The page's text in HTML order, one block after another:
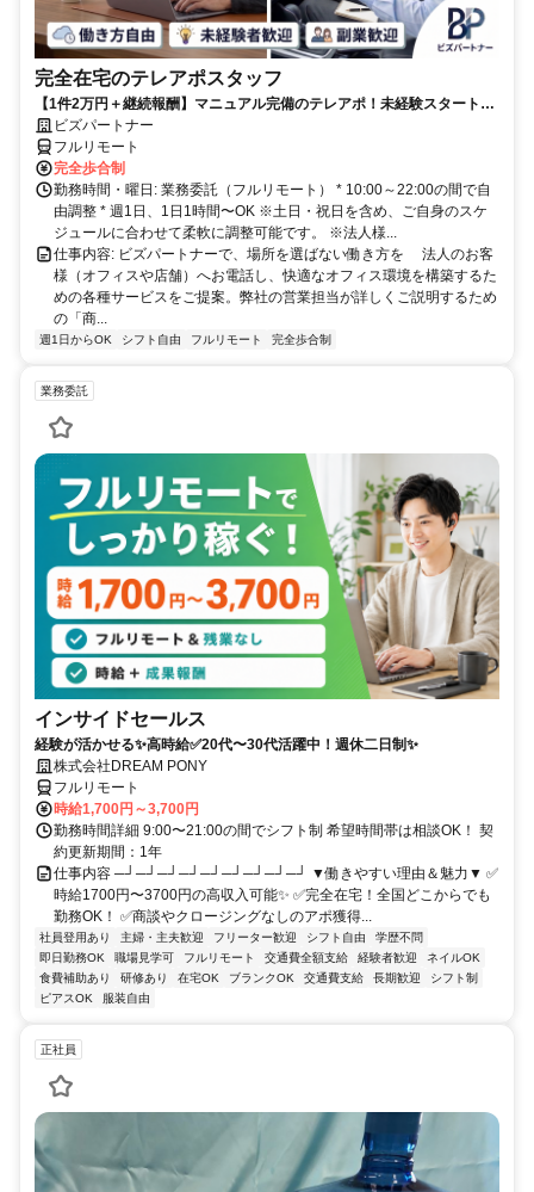
完全在宅のテレアポスタッフ
【1件2万円＋継続報酬】マニュアル完備のテレアポ！未経験スタートの
副業スタッフ活躍中／丁寧なフォロー体制あり
ビズパートナー
フルリモート
完全歩合制
勤務時間・曜日: 業務委託（フルリモート） * 10:00～22:00の間で自
由調整 * 週1日、1日1時間〜OK ※土日・祝日を含め、ご自身のスケ
ジュールに合わせて柔軟に調整可能です。 ※法人様...
仕事内容: ビズパートナーで、場所を選ばない働き方を 法人のお客
様（オフィスや店舗）へお電話し、快適なオフィス環境を構築するた
めの各種サービスをご提案。弊社の営業担当が詳しくご説明するため
の「商...
週1日からOK シフト自由 フルリモート 完全歩合制
業務委託
インサイドセールス
経験が活かせる✨高時給✅20代〜30代活躍中！週休二日制✨
株式会社DREAM PONY
フルリモート
時給1,700円～3,700円
勤務時間詳細 9:00〜21:00の間でシフト制 希望時間帯は相談OK！ 契
約更新期間：1年
仕事内容 ─┘─┘─┘─┘─┘─┘─┘─┘─┘ ▼働きやすい理由＆魅力▼ ✅
時給1700円〜3700円の高収入可能✨ ✅完全在宅！全国どこからでも
勤務OK！ ✅商談やクロージングなしのアポ獲得...
社員登用あり 主婦・主夫歓迎 フリーター歓迎 シフト自由
学歴不問
即日勤務OK
職場見学可 フルリモート 交通費全額支給 経験者歓迎
ネイルOK
食費補助あり
研修あり 在宅OK ブランクOK 交通費支給 長期歓迎
シフト制
ピアスOK
服装自由
正社員